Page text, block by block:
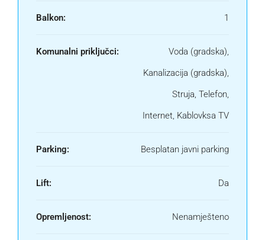
Balkon: 1
Komunalni priključci:
Voda (gradska),
Kanalizacija (gradska),
Struja, Telefon,
Internet, Kablovksa TV
Parking: Besplatan javni parking
Lift: Da
Opremljenost: Nenamješteno